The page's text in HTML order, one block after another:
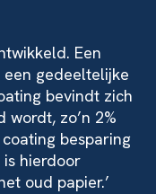
Een
een gedeeltelijke
bevindt zich
zo’n 2%
besparing
is hierdoor
oud papier.’